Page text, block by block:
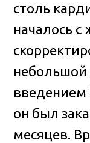
столь
началось
небольшой
введением
он был
месяцев.